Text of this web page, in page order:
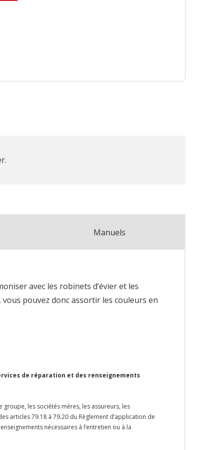
Manuels
avec les robinets d’évier et les
pouvez donc assortir les couleurs en
de réparation et des renseignements
les sociétés mères, les assureurs, les
articles 79.18 à 79.20 du Règlement d’application de
nécessaires à l’entretien ou à la